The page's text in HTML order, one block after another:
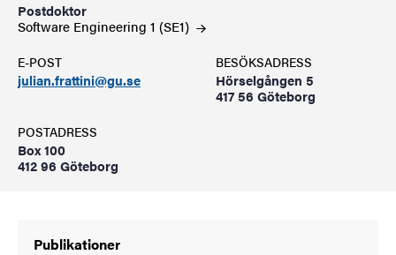
Postdoktor
Software Engineering 1 (SE1)
E-POST
julian.frattini@gu.se
BESÖKSADRESS
Hörselgången 5
417 56 Göteborg
POSTADRESS
Box 100
412 96 Göteborg
Publikationer